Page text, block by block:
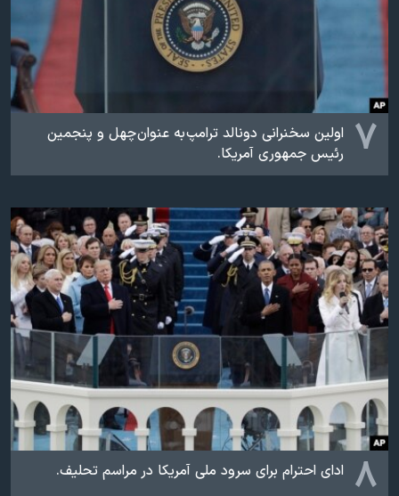
۷ اولین سخنرانی دونالد ترامپ به عنوان چهل و پنجمین
رئیس جمهوری آمریکا.
۸ ادای احترام برای سرود ملی‌ آمریکا در مراسم تحلیف.